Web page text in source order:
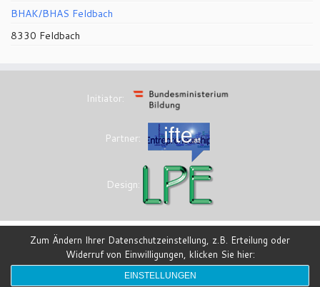
BHAK/BHAS Feldbach
8330 Feldbach
Initiator:
Partner:
Design:
·© 2026 eesi-impulszentrum· Powered by
·
Entworfen mit demCustomizr-Theme
Zum Ändern Ihrer Datenschutzeinstellung, z.B. Erteilung oder
Widerruf von Einwilligungen, klicken Sie hier:
EINSTELLUNGEN